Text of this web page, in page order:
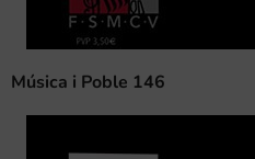
Música i Poble 146